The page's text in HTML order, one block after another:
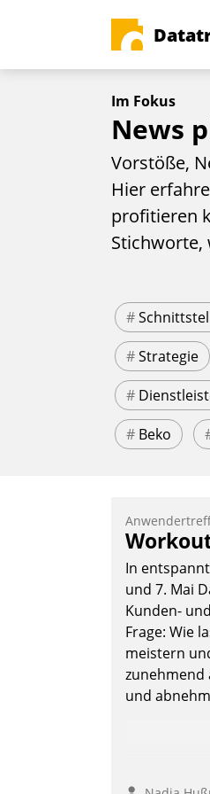
Im Fokus
News
Vorstöße,
Hier
profitieren
Stichworte,
#
#Strategie
#
# Beko
In
und 7. Mai
Kunden-
Frage: Wie
meistern
zunehmend
und